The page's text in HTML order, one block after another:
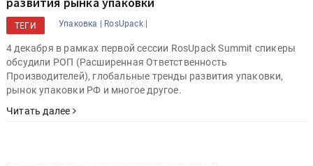
ТЕГИ Упаковка | RosUpack |
4 декабря в рамках первой сессии RosUpack Summit спикеры
обсудили РОП (Расширенная Ответственность
Производителей), глобальные тренды развития упаковки,
рынок упаковки РФ и многое другое.
Читать далее